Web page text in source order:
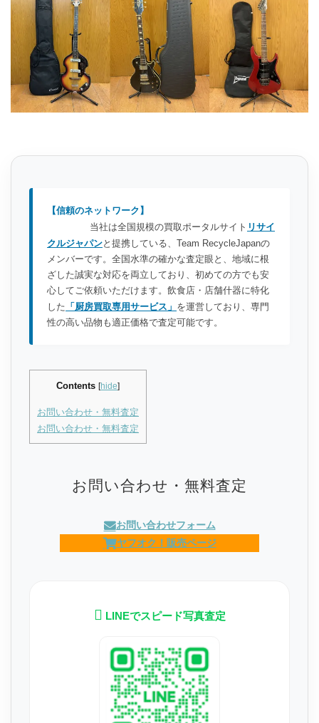
【信頼のネットワーク】
当社は全国規模の買取ポータルサイト リサイ
クルジャパンと提携している、Team RecycleJapanの
メンバーです。全国水準の確かな査定眼と、地域に根
ざした誠実な対応を両立しており、初めての方でも安
心してご依頼いただけます。飲食店・店舗什器に特化
した 「厨房買取専用サービス」 を運営しており、専門
性の高い品物も適正価格で査定可能です。
Contents [hide]
お問い合わせ・無料査定
お問い合わせ・無料査定
お問い合わせ・無料査定
お問い合わせフォーム
ヤフオク！販売ページ
LINEでスピード写真査定